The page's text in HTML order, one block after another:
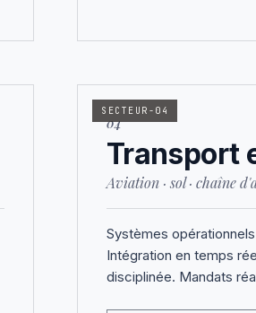
SECTEUR-04
04
Transport
Aviation · sol · chaîne
Systèmes
Intégration en temps
disciplinée. Mandats